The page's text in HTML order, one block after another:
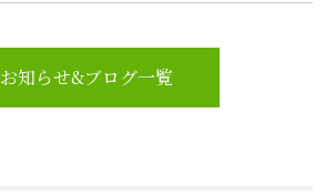
お知らせ&ブログ一覧